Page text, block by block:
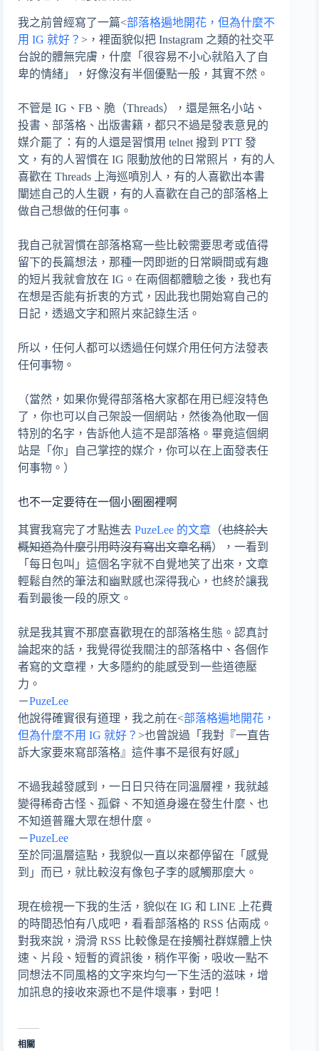
我之前曾經寫了一篇<部落格遍地開花，但為什麼不
用 IG 就好？ >，裡面貌似把 Instagram 之類的社交平
台說的體無完膚，什麼「很容易不小心就陷入了自
卑的情緒」，好像沒有半個優點一般，其實不然。
不管是 IG、FB、脆（Threads），還是無名小站、
投書、部落格、出版書籍，都只不過是發表意見的
媒介罷了：有的人還是習慣用 telnet 撥到 PTT 發
文，有的人習慣在 IG 限動放他的日常照片，有的人
喜歡在 Threads 上海巡噴別人，有的人喜歡出本書
闡述自己的人生觀，有的人喜歡在自己的部落格上
做自己想做的任何事。
我自己就習慣在部落格寫一些比較需要思考或值得
留下的長篇想法，那種一閃即逝的日常瞬間或有趣
的短片我就會放在 IG。在兩個都體驗之後，我也有
在想是否能有折衷的方式，因此我也開始寫自己的
日記，透過文字和照片來記錄生活。
所以，任何人都可以透過任何媒介用任何方法發表
任何事物。
（當然，如果你覺得部落格大家都在用已經沒特色
了，你也可以自己架設一個網站，然後為他取一個
特別的名字，告訴他人這不是部落格。畢竟這個網
站是「你」自己掌控的媒介，你可以在上面發表任
何事物。）
也不一定要待在一個小圈圈裡啊
其實我寫完了才點進去 PuzeLee 的文章 （也終於大
概知道為什麼引用時沒有寫出文章名稱），一看到
「每日包叫」這個名字就不自覺地笑了出來，文章
輕鬆自然的筆法和幽默感也深得我心，也終於讓我
看到最後一段的原文。
就是我其實不那麼喜歡現在的部落格生態。認真討
論起來的話，我覺得從我關注的部落格中、各個作
者寫的文章裡，大多隱約的能感受到一些道德壓
力。
－PuzeLee
他說得確實很有道理，我之前在<部落格遍地開花，
但為什麼不用 IG 就好？ >也曾說過「我對『一直告
訴大家要來寫部落格』這件事不是很有好感」
不過我越發感到，一日日只待在同溫層裡，我就越
變得稀奇古怪、孤僻、不知道身邊在發生什麼、也
不知道普羅大眾在想什麼。
－PuzeLee
至於同溫層這點，我貌似一直以來都停留在「感覺
到」而已，就比較沒有像包子李的感觸那麼大。
現在檢視一下我的生活，貌似在 IG 和 LINE 上花費
的時間恐怕有八成吧，看看部落格的 RSS 佔兩成。
對我來說，滑滑 RSS 比較像是在接觸社群媒體上快
速、片段、短暫的資訊後，稍作平衡，吸收一點不
同想法不同風格的文字來均勻一下生活的滋味，增
加訊息的接收來源也不是件壞事，對吧！
相關